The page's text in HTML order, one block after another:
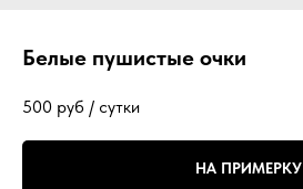
Белые пушистые очки
500 руб / сутки
НА ПРИМЕРКУ